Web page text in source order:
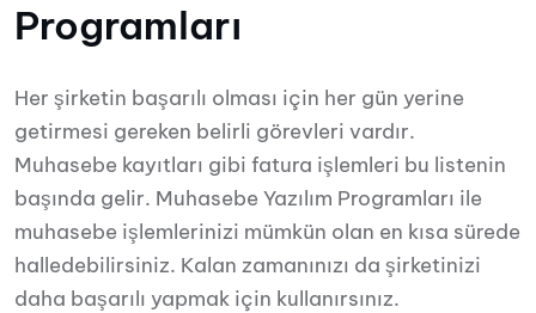
Programları
Her şirketin başarılı olması için her gün yerine
getirmesi gereken belirli görevleri vardır.
Muhasebe kayıtları gibi fatura işlemleri bu listenin
başında gelir. Muhasebe Yazılım Programları ile
muhasebe işlemlerinizi mümkün olan en kısa sürede
halledebilirsiniz. Kalan zamanınızı da şirketinizi
daha başarılı yapmak için kullanırsınız.